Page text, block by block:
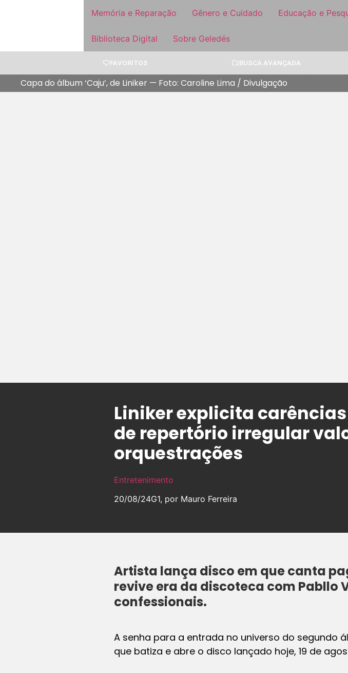
Memória e Reparação Gênero e Cuidado Educação e
Biblioteca Digital Sobre Geledés
FAVORITOS BUSCA AVANÇADA
Capa do álbum ‘Caju’, de Liniker — Foto: Caroline Lima / Divulgação
Liniker explicita
de repertório irregular
orquestrações
Entretenimento
20/08/24G1, por Mauro Ferreira
Artista lança disco em que canta
revive era da discoteca com Pabllo
confessionais.
A senha para a entrada no universo do segundo
que batiza e abre o disco lançado hoje, 19 de